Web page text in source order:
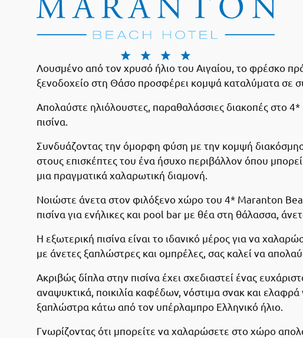
Λουσμένο από τον χρυσό ήλιο του Αιγαίου, το φρέσκο
ξενοδοχείο στη Θάσο προσφέρει κομψά καταλύματα σε
Απολαύστε ηλιόλουστες, παραθαλάσσιες διακοπές στο
πισίνα.
Συνδυάζοντας την όμορφη φύση με την κομψή
στους επισκέπτες του ένα ήσυχο περιβάλλον όπου
μια πραγματικά χαλαρωτική διαμονή.
Νοιώστε άνετα στον φιλόξενο χώρο του 4* Maranton
πισίνα για ενήλικες και pool bar με θέα στη θάλασσα,
Η εξωτερική πισίνα είναι το ιδανικό μέρος για να
με άνετες ξαπλώστρες και ομπρέλες, σας καλεί να
Ακριβώς δίπλα στην πισίνα έχει σχεδιαστεί ένας
αναψυκτικά, ποικιλία καφέδων, νόστιμα σνακ και
ξαπλώστρα κάτω από τον υπέρλαμπρο Ελληνικό ήλιο.
Γνωρίζοντας ότι μπορείτε να χαλαρώσετε στο χώρο